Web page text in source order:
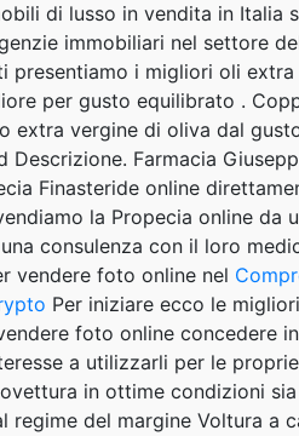
di lusso in vendita in Italia
immobiliari nel settore
presentiamo i migliori oli
per gusto equilibrato .
extra vergine di oliva dal
Descrizione. Farmacia
Finasteride online
la Propecia online da
consulenza con il loro
vendere foto online nel
Per iniziare ecco le
foto online concedere
a utilizzarli per le
in ottime condizioni
regime del margine Voltura a